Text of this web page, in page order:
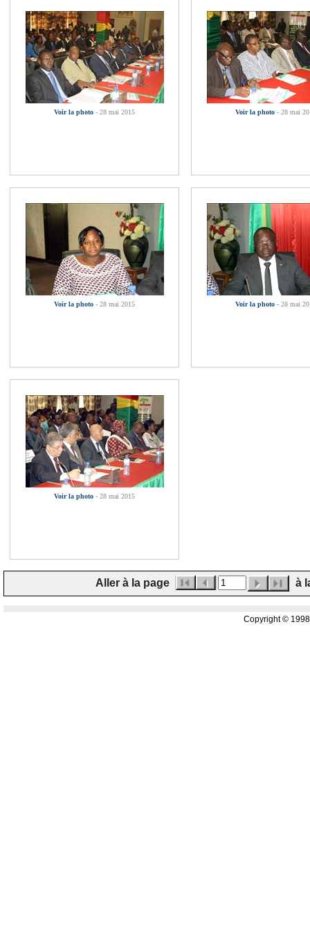
Voir la photo - 28 mai 2015 Voir la photo - 28 mai
Voir la photo - 28 mai 2015 Voir la photo - 28 mai
Voir la photo - 28 mai 2015
Aller à la page à
Copyright ©